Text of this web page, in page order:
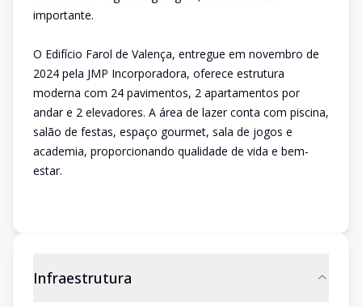
importante.
O Edifício Farol de Valença, entregue em novembro de
2024 pela JMP Incorporadora, oferece estrutura
moderna com 24 pavimentos, 2 apartamentos por
andar e 2 elevadores. A área de lazer conta com piscina,
salão de festas, espaço gourmet, sala de jogos e
academia, proporcionando qualidade de vida e bem-
estar.
Infraestrutura